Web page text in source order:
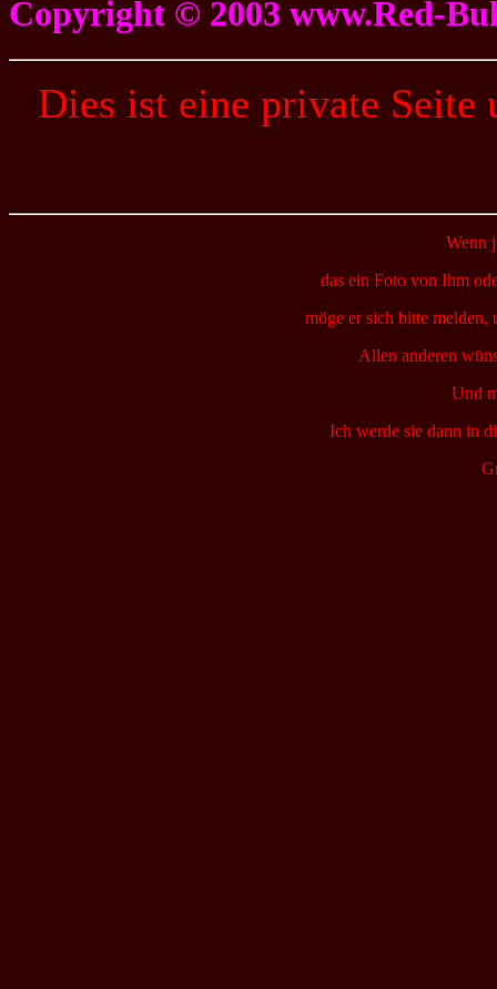
Copyright © 2003 www.Red-
Dies ist eine private
Wenn
das ein Foto von Ihm
möge er sich bitte melden,
Allen anderen
Und
Ich werde sie dann in